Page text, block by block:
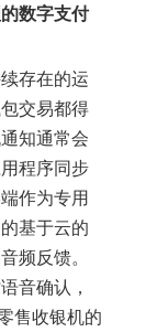
数字支付
存在的运
交易都得
知通常会
程序同步
作为专用
基于云的
频反馈。
音确认，
售收银机的